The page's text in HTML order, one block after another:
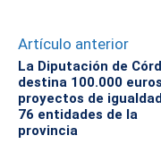
Artículo anterior
La Diputación de
destina 100.000
proyectos de
76 entidades de la
provincia